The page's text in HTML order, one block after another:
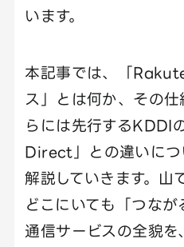
います。
本記事では、「
ス」とは何か、その
らには先行する
Direct」との違いにつ
解説していきます。山
どこにいても「つな
通信サービスの全貌